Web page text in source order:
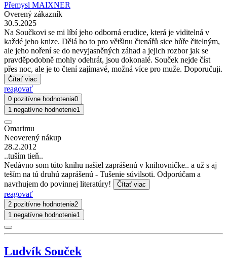
Přemysl MAIXNER
Overený zákazník
30.5.2025
Na Součkovi se mi líbí jeho odborná erudice, která je viditelná v
každé jeho knize. Dělá ho to pro většinu čtenářů sice hůře čitelným,
ale jeho noření se do nevyjasněných záhad a jejich rozbor jak se
pravděpodobně mohly odehrát, jsou dokonalé. Souček nejde číst
přes noc, ale je to čtení zajímavé, možná více pro muže. Doporučuji.
Čítať viac
reagovať
0 pozitívne hodnotenia0
1 negatívne hodnotenie1
Omarimu
Neoverený nákup
28.2.2012
..tuším tieň..
Nedávno som túto knihu našiel zaprášenú v knihovničke.. a už s aj
teším na tú druhú zaprášenú - Tušenie súvilsoti. Odporúčam a
navrhujem do povinnej literatúry!
Čítať viac
reagovať
2 pozitívne hodnotenia2
1 negatívne hodnotenie1
Ludvík Souček